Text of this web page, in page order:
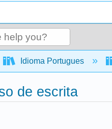
global hierarchy
Idioma Portugues
de escrita